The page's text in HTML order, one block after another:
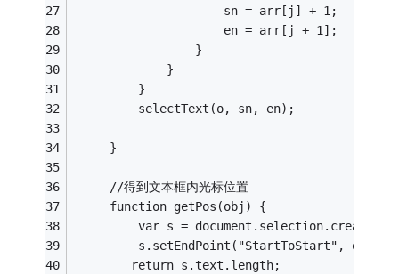
                     sn = arr[j] + 1;
                     en = arr[j + 1];
                 }
             }
         }
         selectText(o, sn, en);
     }
     //得到文本框内光标位置
     function getPos(obj) {
var s =
s.setEndPoint("StartToStart",
        return s.text.length;